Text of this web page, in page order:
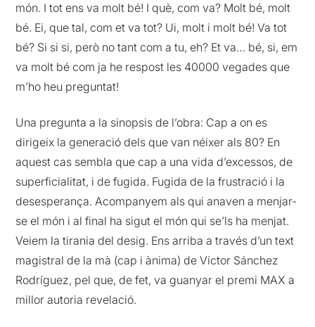
món. I tot ens va molt bé! I què, com va? Molt bé, molt
bé. Ei, que tal, com et va tot? Ui, molt i molt bé! Va tot
bé? Si si si, però no tant com a tu, eh? Et va… bé, si, em
va molt bé com ja he respost les 40000 vegades que
m’ho heu preguntat!
Una pregunta a la sinopsis de l’obra: Cap a on es
dirigeix la generació dels que van néixer als 80? En
aquest cas sembla que cap a una vida d’excessos, de
superficialitat, i de fugida. Fugida de la frustració i la
desesperança. Acompanyem als qui anaven a menjar-
se el món i al final ha sigut el món qui se’ls ha menjat.
Veiem la tirania del desig. Ens arriba a través d’un text
magistral de la mà (cap i ànima) de Víctor Sánchez
Rodríguez, pel que, de fet, va guanyar el premi MAX a
millor autoria revelació.